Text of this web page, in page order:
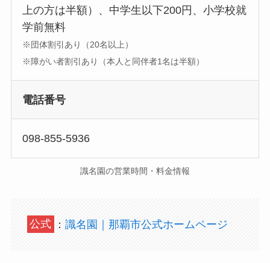
上の方は半額）、中学生以下200円、小学校就
学前無料
※団体割引あり（20名以上）
※障がい者割引あり（本人と同伴者1名は半額）
電話番号
098-855-5936
識名園の営業時間・料金情報
公式 ： 識名園｜那覇市公式ホームページ